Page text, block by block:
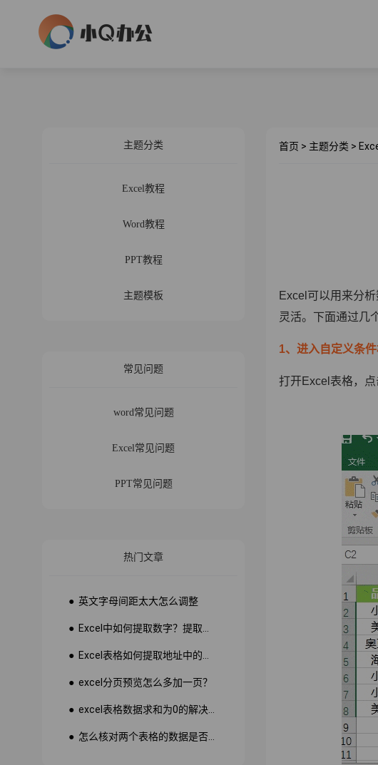
主题分类
Excel教程
Word教程
PPT教程
主题模板
常见问题
word常见问题
Excel常见问题
PPT常见问题
热门文章
● 英文字母间距太大怎么调整
● excel分页预览怎么多加一页？
首页 > 主题分类 >
Excel 可以用来分
灵活。下面通过几
1、进入自定义条
打开Excel表格，点